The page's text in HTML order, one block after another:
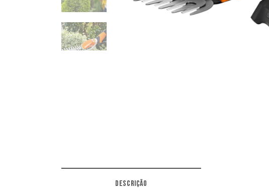
DESCRIÇÃO